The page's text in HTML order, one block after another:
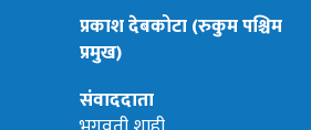
प्रकाश देबकोटा (रुकुम पश्चिम
प्रमुख)
संवाददाता